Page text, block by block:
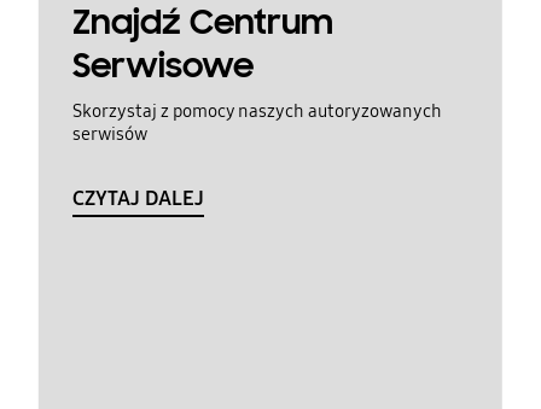
Znajdź Centrum
Serwisowe
Skorzystaj z pomocy naszych autoryzowanych
serwisów
CZYTAJ DALEJ